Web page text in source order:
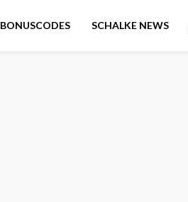
BONUSCODES SCHALKE NEWS